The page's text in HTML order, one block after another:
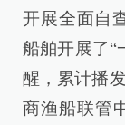
开展全面自
船舶开展了“
醒，累计播
商渔船联管